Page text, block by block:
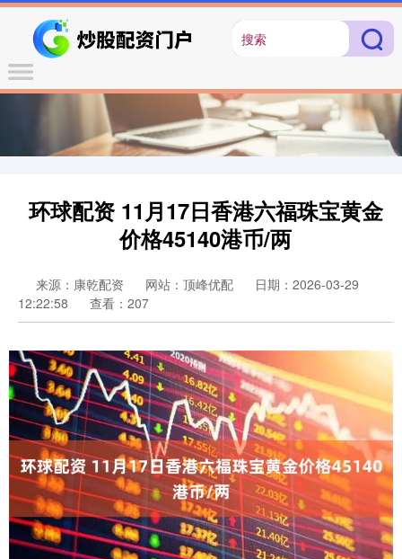
环球配资 11月17日香港六福珠宝黄金
价格45140港币/两
来源：康乾配资 网站：顶峰优配
日期：2026-03-29
12:22:58
查看：207